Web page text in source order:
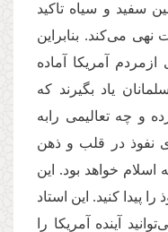
سفید و سیاه تاکید
می‌کند. بنابراین
آمریکا آماده
یاد بگیرند که
و چه تعالیمی رابه
نفوذ در قلب و ذهن
اسلام خواهد بود. این
پیدا کنید. این استاد
آینده آمریکا را